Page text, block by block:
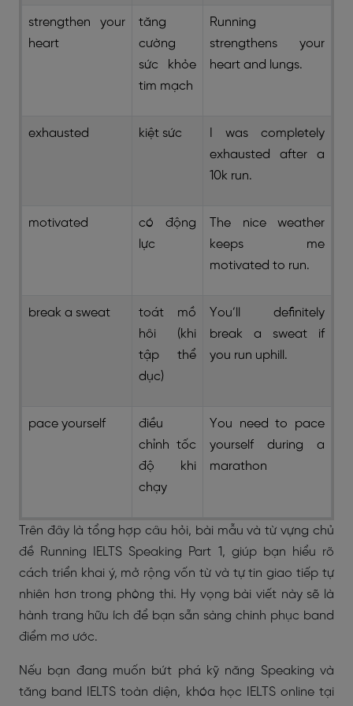
strengthen your
heart
tăng
cường
sức khỏe
tim mạch
Running
strengthens your
heart and lungs.
exhausted kiệt sức
I was completely
exhausted after a
10k run.
motivated
có động
lực
The nice weather
keeps me
motivated to run.
break a sweat
toát mồ
hôi (khi
tập thể
dục)
You’ll definitely
break a sweat if
you run uphill.
pace yourself
điều
chỉnh tốc
độ khi
chạy
You need to pace
yourself during a
marathon
Trên đây là tổng hợp câu hỏi, bài mẫu và từ vựng chủ
đề Running IELTS Speaking Part 1, giúp bạn hiểu rõ
cách triển khai ý, mở rộng vốn từ và tự tin giao tiếp tự
nhiên hơn trong phòng thi. Hy vọng bài viết này sẽ là
hành trang hữu ích để bạn sẵn sàng chinh phục band
điểm mơ ước.
Nếu bạn đang muốn bứt phá kỹ năng Speaking và
tăng band IELTS toàn diện, khóa học IELTS online tại